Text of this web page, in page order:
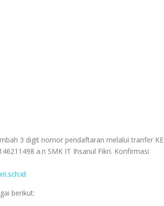
3 digit nomor pendaftaran melalui tranfer KE
a.n SMK IT Ihsanul Fikri. Konfirmasi
berikut: